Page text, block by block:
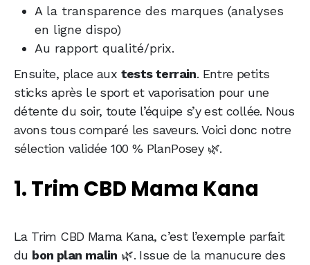
A la transparence des marques (analyses
en ligne dispo)
Au rapport qualité/prix.
Ensuite, place aux tests terrain. Entre petits
sticks après le sport et vaporisation pour une
détente du soir, toute l’équipe s’y est collée. Nous
avons tous comparé les saveurs. Voici donc notre
sélection validée 100 % PlanPosey 🌿.
1. Trim CBD Mama Kana
La Trim CBD Mama Kana, c’est l’exemple parfait
du bon plan malin 🌿. Issue de la manucure des